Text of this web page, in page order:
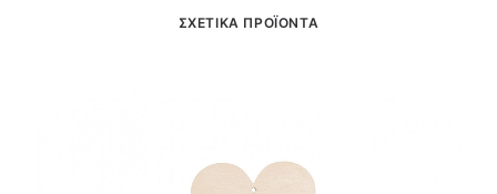
ΣΧΕΤΙΚΑ ΠΡΟΪΟΝΤΑ